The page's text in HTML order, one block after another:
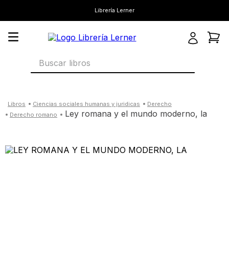
Librería Lerner
Buscar libros
ciencias sociales humanas y juridicas
derecho
derecho romano
ley romana y el mundo moderno, la